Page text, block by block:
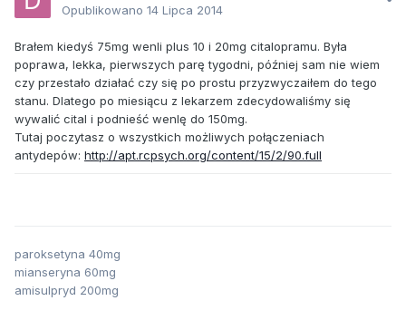
Opublikowano 14 Lipca 2014
Brałem kiedyś 75mg wenli plus 10 i 20mg citalopramu. Była
poprawa, lekka, pierwszych parę tygodni, później sam nie wiem
czy przestało działać czy się po prostu przyzwyczaiłem do tego
stanu. Dlatego po miesiącu z lekarzem zdecydowaliśmy się
wywalić cital i podnieść wenlę do 150mg.
Tutaj poczytasz o wszystkich możliwych połączeniach
antydepów: http://apt.rcpsych.org/content/15/2/90.full
paroksetyna 40mg
mianseryna 60mg
amisulpryd 200mg